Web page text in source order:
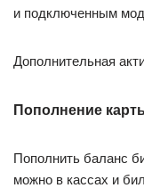
и подключенным
Дополнительная
Пополнение
Пополнить баланс
можно в кассах и